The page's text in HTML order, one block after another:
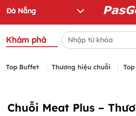
Khám phá
Top Buffet Thương hiệu chuỗi
Chuỗi Meat Plus –